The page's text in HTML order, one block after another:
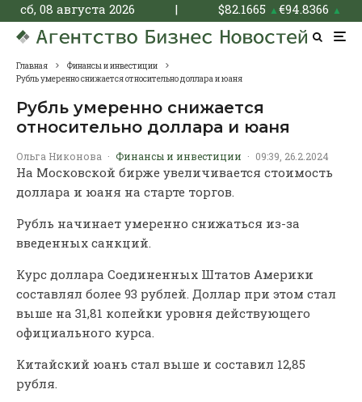
сб, 08 августа 2026 | $82.1665 ▲€94.8366 ▲
Главная
Финансы и инвестиции
Рубль умеренно снижается относительно доллара и юаня
Рубль умеренно снижается
относительно доллара и юаня
Ольга Никонова · Финансы и инвестиции · 09:39, 26.2.2024
На Московской бирже увеличивается стоимость
доллара и юаня на старте торгов.
Рубль начинает умеренно снижаться из-за
введенных санкций.
Курс доллара Соединенных Штатов Америки
составлял более 93 рублей. Доллар при этом стал
выше на 31,81 копейки уровня действующего
официального курса.
Китайский юань стал выше и составил 12,85
рубля.